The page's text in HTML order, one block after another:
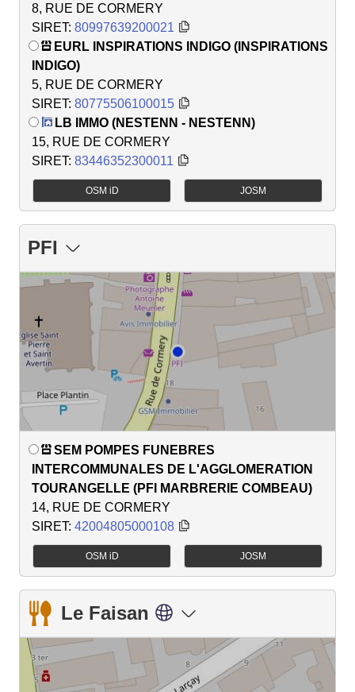
8, RUE DE CORMERY
SIRET: 80997639200021
EURL INSPIRATIONS INDIGO (INSPIRATIONS
INDIGO)
5, RUE DE CORMERY
SIRET: 80775506100015
LB IMMO (NESTENN - NESTENN)
15, RUE DE CORMERY
SIRET: 83446352300011
OSM iD JOSM
PFI
SEM POMPES FUNEBRES
INTERCOMMUNALES DE L'AGGLOMERATION
TOURANGELLE (PFI MARBRERIE COMBEAU)
14, RUE DE CORMERY
SIRET: 42004805000108
OSM iD JOSM
Le Faisan